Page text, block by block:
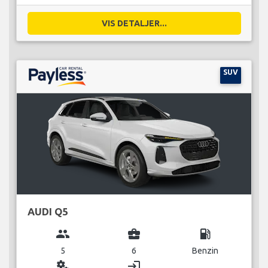
VIS DETALJER...
SUV
AUDI Q5
group
5
business_center
6
local_gas_station
Benzin